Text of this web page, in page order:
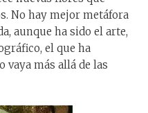
No hay mejor metáfora
aunque ha sido el arte,
el que ha
más allá de las